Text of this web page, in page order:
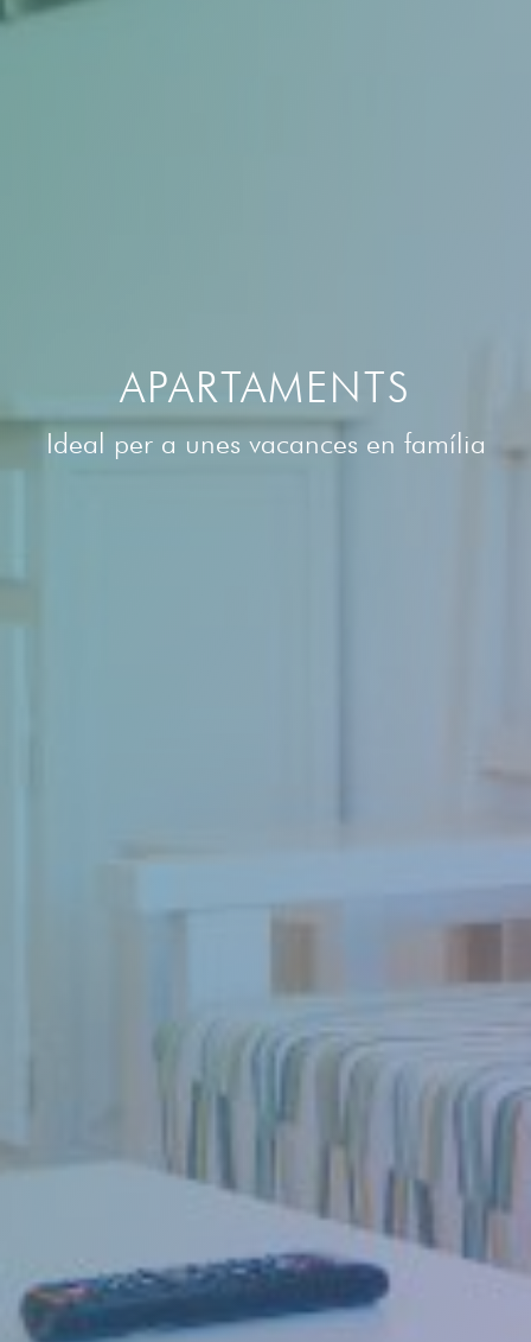
APARTAMENTS
Ideal per a unes vacances en família